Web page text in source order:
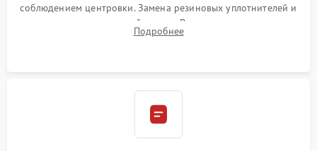
соблюдением центровки. Замена резиновых уплотнителей и
нанесение влагозащитной смазки. Вакуумирование корпуса
и заполнение его осушенным азотом или аргоном для
Подробнее